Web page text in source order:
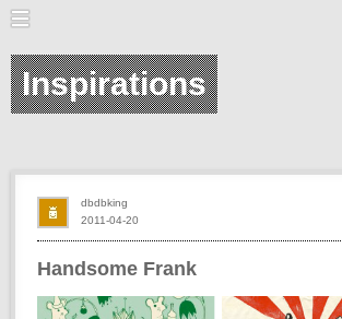
Inspirations
Handsome Frank
2011-04-20
dbdbking